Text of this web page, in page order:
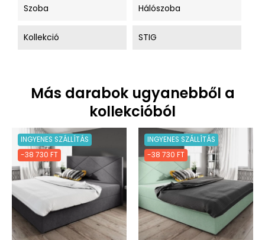
Szoba Hálószoba
Kollekció STIG
Más darabok ugyanebből a
kollekcióból
INGYENES SZÁLLÍTÁS
-38 730 FT
INGYENES SZÁLLÍTÁS
-38 730 FT